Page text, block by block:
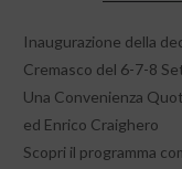
Inaugurazione della
Cremasco del 6-7-8
Una Convenienza
ed Enrico Craighero
Scopri il programma